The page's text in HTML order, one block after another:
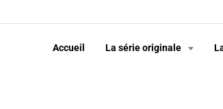
Accueil La série originale